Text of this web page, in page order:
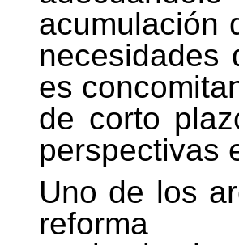
acumulación
necesidades
es
de corto
perspectivas
Uno de los
reforma